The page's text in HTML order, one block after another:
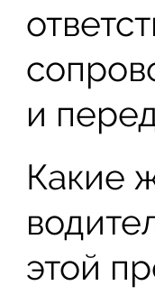
и
Какие
этой